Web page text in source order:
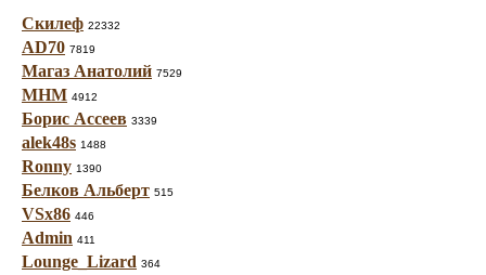
Скилеф 22332
AD70 7819
Магаз Анатолий 7529
МНМ 4912
Борис Ассеев 3339
alek48s 1488
Ronny 1390
Белков Альберт 515
VSx86 446
Admin 411
Lounge_Lizard 364